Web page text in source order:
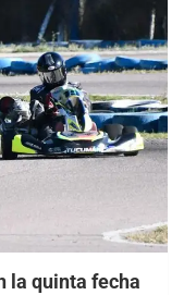
la quinta fecha